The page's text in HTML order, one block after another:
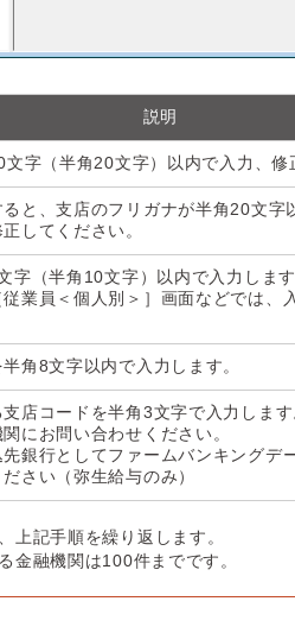
説明
字（半角20文字）以内で入力、修
と、支店のフリガナが半角20文字
してください。
字（半角10文字）以内で入力します
従業員＜個人別＞］画面などでは、
角8文字以内で入力します。
店コードを半角3文字で入力しま
にお問い合わせください。
銀行としてファームバンキングデ
さい（弥生給与のみ）
上記手順を繰り返します。
金融機関は100件までです。